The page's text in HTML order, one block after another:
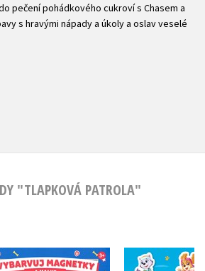
pečení pohádkového cukroví s Chasem a
s hravými nápady a úkoly a oslav veselé
"TLAPKOVÁ PATROLA"
Tlapková patrola -
Tlapková